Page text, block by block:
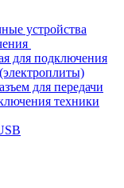
устройства
для подключения
для передачи
техники